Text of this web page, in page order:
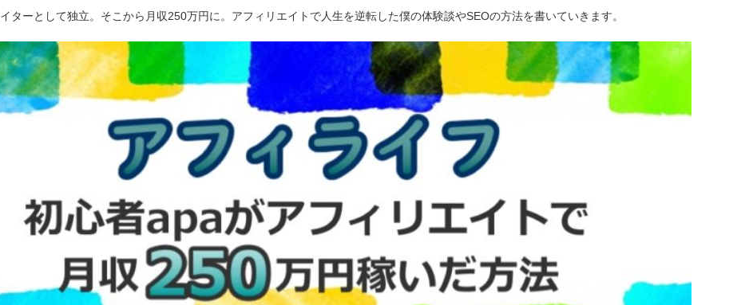
ターとして独立。そこから月収250万円に。アフィリエイトで人生を逆転した僕の体験談やSEOの方法を書いていきます。